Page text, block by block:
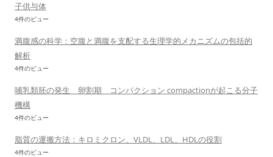
子供与体
4件のビュー
満腹感の科学：空腹と満腹を支配する生理学的メカニズムの包括的
解析
4件のビュー
哺乳類胚の発生 卵割期 コンパクション compactionが起こる分子
機構
4件のビュー
脂質の運搬方法：キロミクロン、VLDL、LDL、HDLの役割
4件のビュー